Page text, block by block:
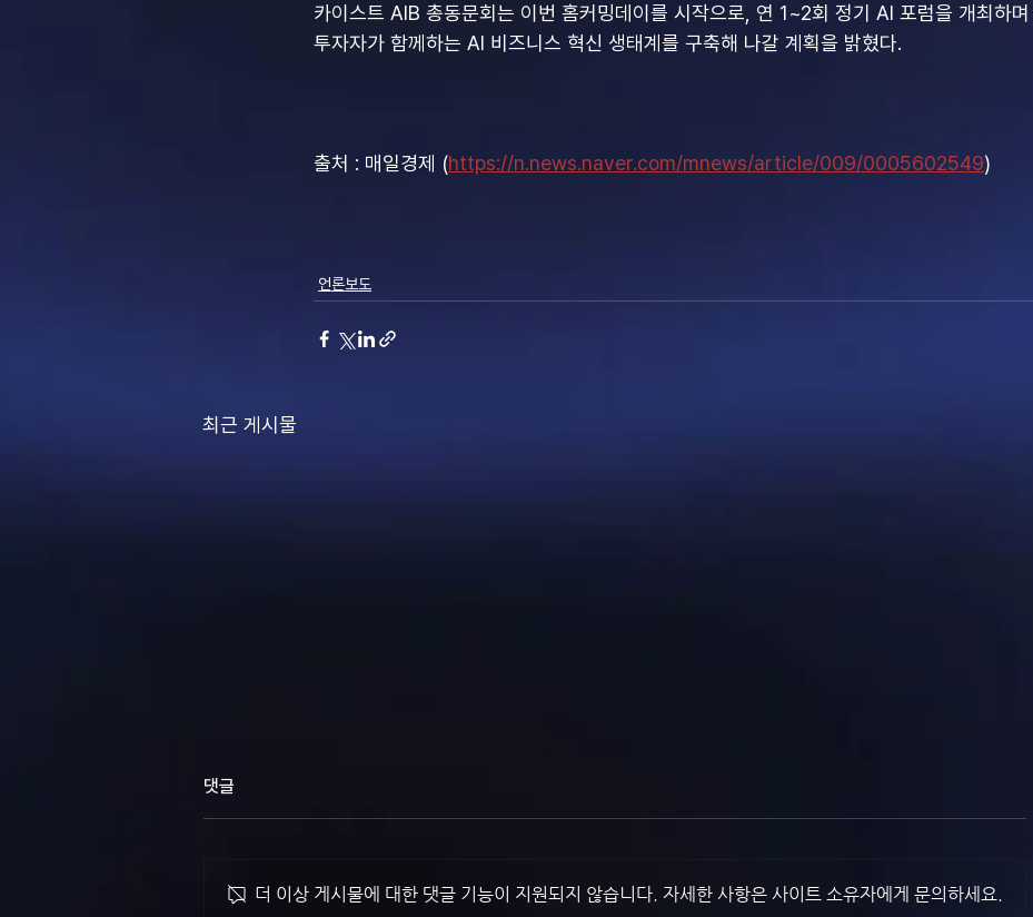
카이스트 AIB 총동문회는 이번 홈커밍데이를 시작으로, 연 1~2회 정기 AI 포럼을 개최하며
투자자가 함께하는 AI 비즈니스 혁신 생태계를 구축해 나갈 계획을 밝혔다.
출처 : 매일경제 (https://n.news.naver.com/mnews/article/009/0005602549)
언론보도
최근 게시물
댓글
더 이상 게시물에 대한 댓글 기능이 지원되지 않습니다. 자세한 사항은 사이트 소유자에게 문의하세요.